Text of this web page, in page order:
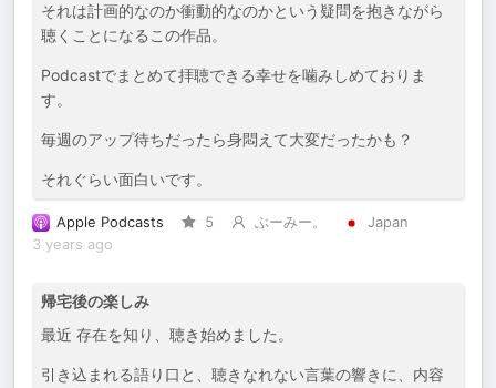
それは計画的なのか衝動的なのかという疑問を抱きながら
聴くことになるこの作品。
Podcastでまとめて拝聴できる幸せを噛みしめておりま
す。
毎週のアップ待ちだったら身悶えて大変だったかも？
それぐらい面白いです。
Apple Podcasts 5 ぶーみー。
Japan
3 years ago
帰宅後の楽しみ
最近 存在を知り、聴き始めました。
引き込まれる語り口と、聴きなれない言葉の響きに、内容